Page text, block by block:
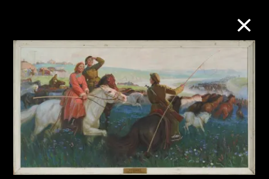
M+藏品
進一步篩選 搜索